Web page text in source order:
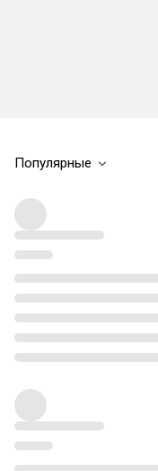
Популярные